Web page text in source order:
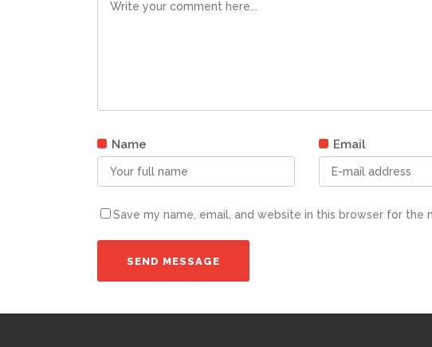
Name Email
Save my name, email, and website in this browser for the